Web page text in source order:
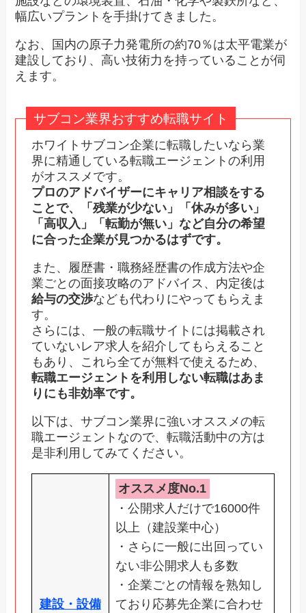
幅広いプラントを手掛けてきました。
なお、国内の原子力発電所の約70％は太平電業が
建設しており、高い技術力を持っていることが伺
えます。
サブコン業界おすすめ転職サイト
ホワイトサブコン企業に転職したいなら業
界に精通している転職エージェントの利用
がオススメです。
プロのアドバイザーにキャリア相談をする
ことで、「残業が少ない」「休みが多い」
「高収入」「転勤が無い」など自分の希望
に合った企業が見つかるはずです。
また、履歴書・職務経歴書の作成方法や企
業ごとの面接攻略のアドバイス、内定後は
給与の交渉なども代わりにやってもらえま
す。
さらには、一般の転職サイトには掲載され
ていないレア求人を紹介してもらえること
もあり、これら全てが無料で使えるため、
転職エージェントを利用しない転職はあま
りにも非効率です。
以下は、サブコン業界に強いオススメの転
職エージェントなので、転職活動中の方は
是非利用してみてください。
建設・設備
オススメ度No.1
・公開求人だけで16000件
以上（建設業中心）
・さらに一般に出回ってい
ない非公開求人も多数
・企業ごとの情報を熟知し
ており応募先企業に合わせ